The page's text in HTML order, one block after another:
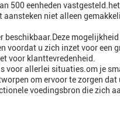
500 eenheden
niet alleen
beschikbaar.Deze
voordat u zich inzet voor een
voor klanttevredenheid.
voor allerlei situaties.om je
om ervoor te zorgen
voedingsbron die zich